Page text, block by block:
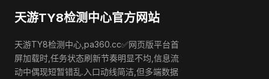
天游TY8检测中心官方网站
天游TY8检测中心,pa360.cc✅网页版平台首
屏加载时,任务状态刷新节奏明显不均,信息流
动中偶现短暂错乱.入口动线简洁,但多端数据